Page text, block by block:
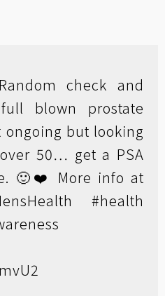
check and
blown prostate
but looking
50… get a PSA
🙂❤️ More info at
#health